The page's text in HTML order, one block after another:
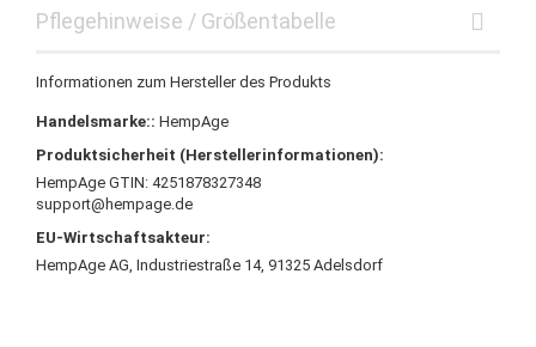
Pflegehinweise / Größentabelle
Informationen zum Hersteller des Produkts
Handelsmarke:: HempAge
Produktsicherheit (Herstellerinformationen):
HempAge GTIN: 4251878327348
support@hempage.de
EU-Wirtschaftsakteur:
HempAge AG, Industriestraße 14, 91325 Adelsdorf